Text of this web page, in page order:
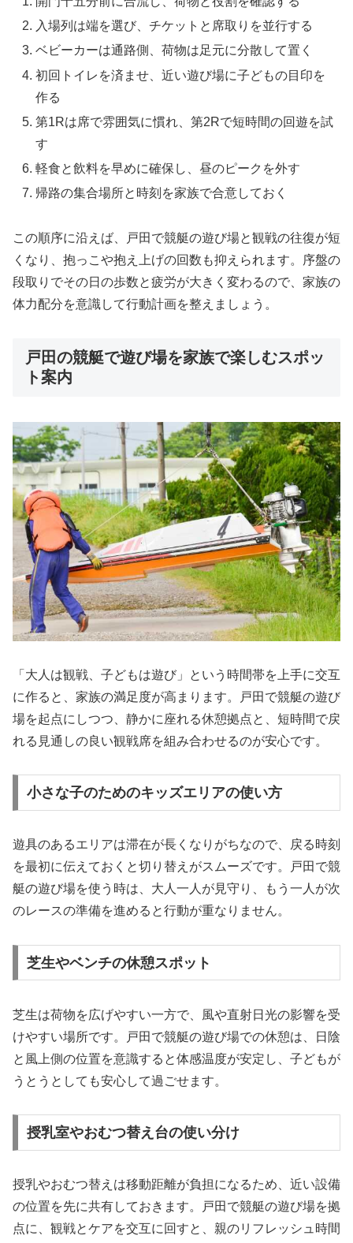
入場列は端を選び、チケットと席取りを並行する
ベビーカーは通路側、荷物は足元に分散して置く
初回トイレを済ませ、近い遊び場に子どもの目印を
作る
第1Rは席で雰囲気に慣れ、第2Rで短時間の回遊を試
す
軽食と飲料を早めに確保し、昼のピークを外す
帰路の集合場所と時刻を家族で合意しておく
この順序に沿えば、戸田で競艇の遊び場と観戦の往復が短
くなり、抱っこや抱え上げの回数も抑えられます。序盤の
段取りでその日の歩数と疲労が大きく変わるので、家族の
体力配分を意識して行動計画を整えましょう。
戸田の競艇で遊び場を家族で楽しむスポッ
ト案内
「大人は観戦、子どもは遊び」という時間帯を上手に交互
に作ると、家族の満足度が高まります。戸田で競艇の遊び
場を起点にしつつ、静かに座れる休憩拠点と、短時間で戻
れる見通しの良い観戦席を組み合わせるのが安心です。
小さな子のためのキッズエリアの使い方
遊具のあるエリアは滞在が長くなりがちなので、戻る時刻
を最初に伝えておくと切り替えがスムーズです。戸田で競
艇の遊び場を使う時は、大人一人が見守り、もう一人が次
のレースの準備を進めると行動が重なりません。
芝生やベンチの休憩スポット
芝生は荷物を広げやすい一方で、風や直射日光の影響を受
けやすい場所です。戸田で競艇の遊び場での休憩は、日陰
と風上側の位置を意識すると体感温度が安定し、子どもが
うとうとしても安心して過ごせます。
授乳室やおむつ替え台の使い分け
授乳やおむつ替えは移動距離が負担になるため、近い設備
の位置を先に共有しておきます。戸田で競艇の遊び場を拠
点に、観戦とケアを交互に回すと、親のリフレッシュ時間